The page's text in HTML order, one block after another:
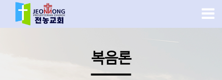
복음론